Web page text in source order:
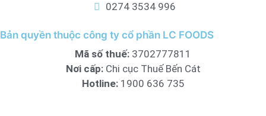
0274 3534 996
Bản quyền thuộc công ty cổ phần LC FOODS
Mã số thuế: 3702777811
Nơi cấp:Chi cục Thuế Bến Cát
Hotline:1900 636 735